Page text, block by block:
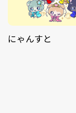
にゃんすと